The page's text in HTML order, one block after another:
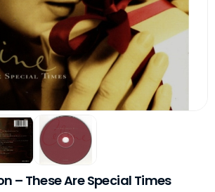
– These Are Special Times